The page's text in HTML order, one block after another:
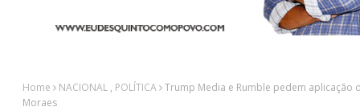
Home NACIONAL , POLÍTICA Trump Media e Rumble pedem aplicação
Moraes